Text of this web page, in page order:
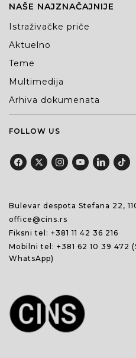
NAŠE NAJZNAČAJNIJE
Istraživačke priče
Aktuelno
Teme
Multimedija
Arhiva dokumenata
FOLLOW US
Bulevar despota Stefana 22,
office@cins.rs
Fiksni tel: +381 11 42 36 216
Mobilni tel: +381 62 10 39 472
WhatsApp)